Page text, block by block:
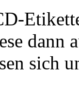
dann
sich